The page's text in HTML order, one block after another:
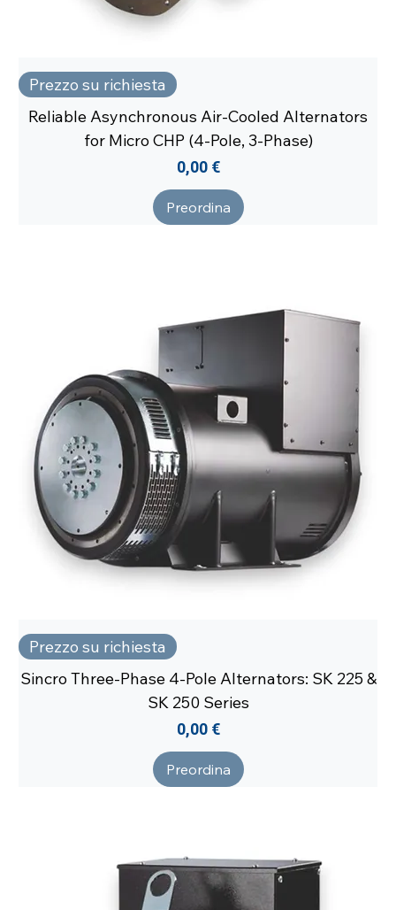
Prezzo su richiesta
Reliable Asynchronous Air-Cooled Alternators
for Micro CHP (4-Pole, 3-Phase)
Prezzo
0,00 €
Preordina
Prezzo su richiesta
Sincro Three-Phase 4-Pole Alternators: SK 225 &
SK 250 Series
Prezzo
0,00 €
Preordina